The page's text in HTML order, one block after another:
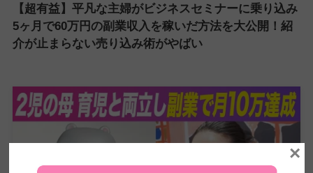
【超有益】平凡な主婦がビジネスセミナーに乗り込み
5ヶ月で60万円の副業収入を稼いだ方法を大公開！紹
介が止まらない売り込み術がやばい
×